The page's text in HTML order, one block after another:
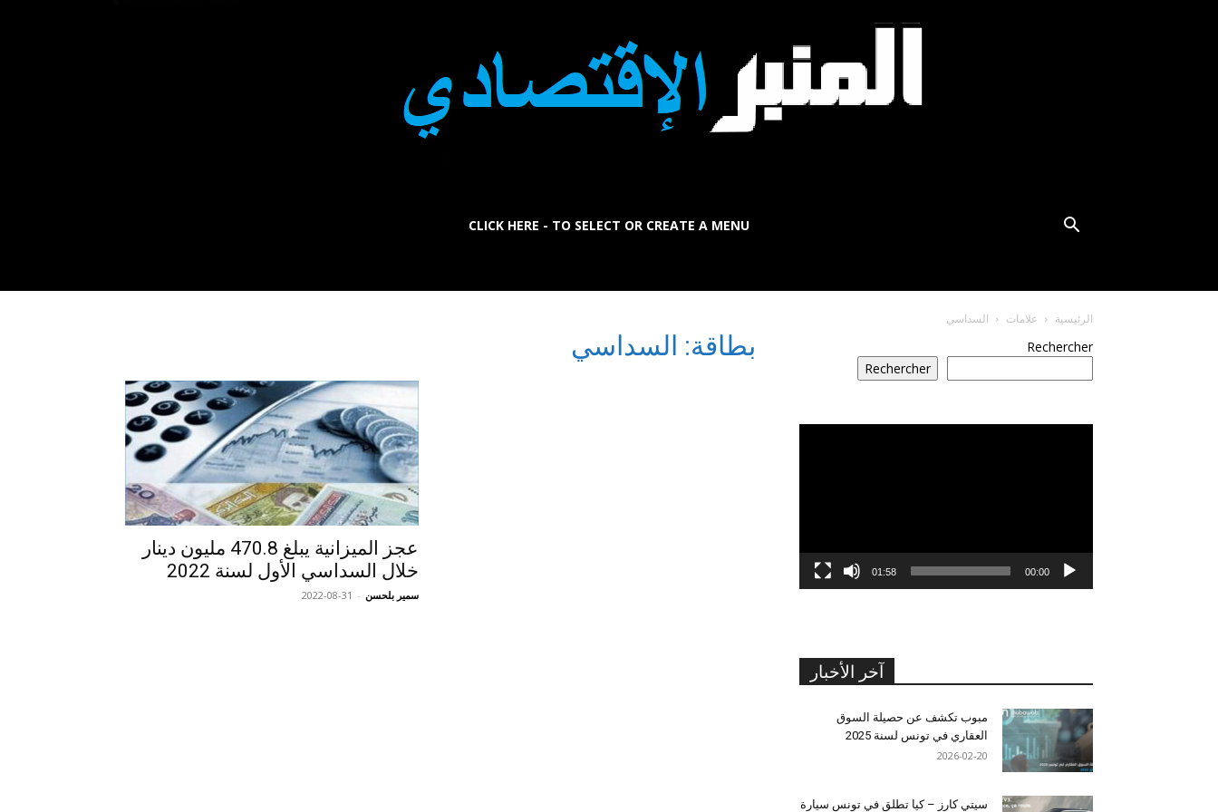
CLICK HERE - TO SELECT OR CREATE A MENU
الرئيسية علامات السداسي
بطاقة: السداسي
عجز الميزانية يبلغ 470.8 مليون دينار
خلال السداسي الأول لسنة 2022
سمير بلحسن -
2022-08-31
Rechercher
Rechercher
00:00
01:58
آخر الأخبار
مبوب تكشف عن حصيلة السوق
العقاري في تونس لسنة 2025
2026-02-20
سيتي كارز – كيا تطلق في تونس سيارة